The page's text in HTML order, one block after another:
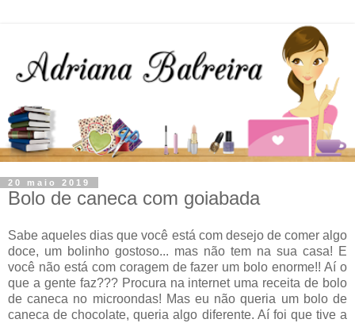
20 maio 2019
Bolo de caneca com goiabada
Sabe aqueles dias que você está com desejo de comer algo
doce, um bolinho gostoso... mas não tem na sua casa! E
você não está com coragem de fazer um bolo enorme!! Aí o
que a gente faz??? Procura na internet uma receita de bolo
de caneca no microondas! Mas eu não queria um bolo de
caneca de chocolate, queria algo diferente. Aí foi que tive a